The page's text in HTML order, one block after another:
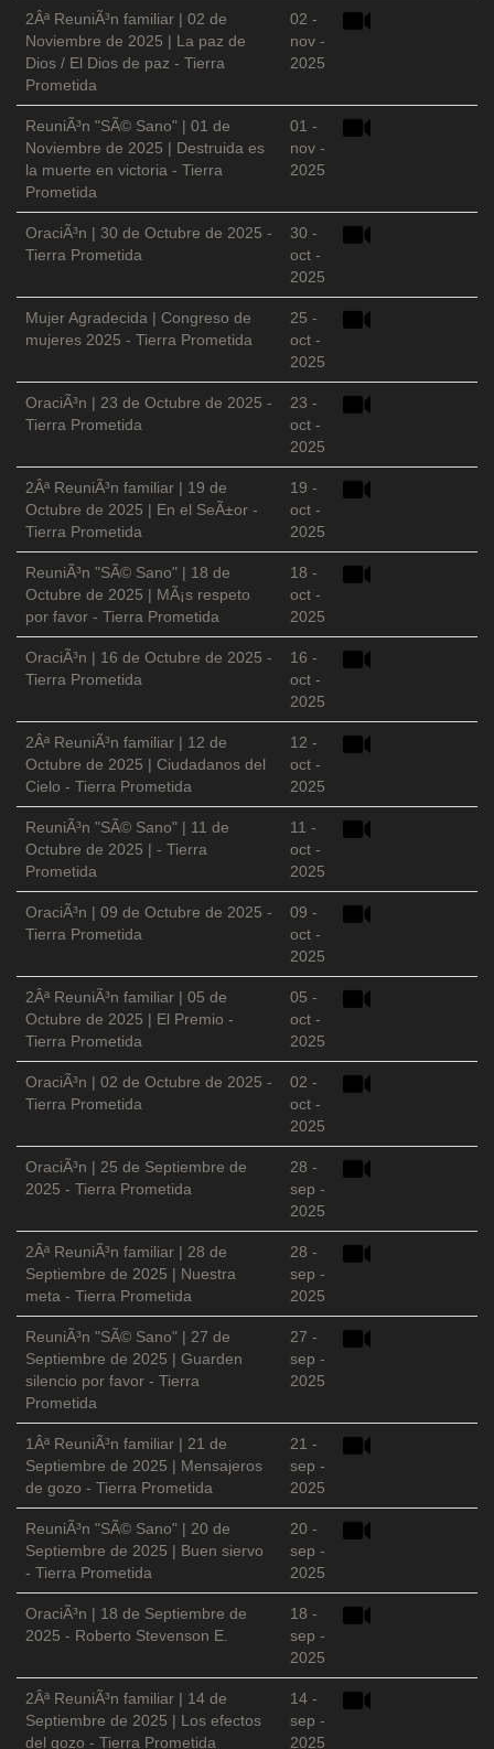
2Âª ReuniÃ³n familiar | 02 de
Noviembre de 2025 | La paz de
Dios / El Dios de paz - Tierra
Prometida
02 -
nov -
2025
ReuniÃ³n "SÃ© Sano" | 01 de
Noviembre de 2025 | Destruida es
la muerte en victoria - Tierra
Prometida
01 -
nov -
2025
OraciÃ³n | 30 de Octubre de 2025 -
Tierra Prometida
30 -
oct -
2025
Mujer Agradecida | Congreso de
mujeres 2025 - Tierra Prometida
25 -
oct -
2025
OraciÃ³n | 23 de Octubre de 2025 -
Tierra Prometida
23 -
oct -
2025
2Âª ReuniÃ³n familiar | 19 de
Octubre de 2025 | En el SeÃ±or -
Tierra Prometida
19 -
oct -
2025
ReuniÃ³n "SÃ© Sano" | 18 de
Octubre de 2025 | MÃ¡s respeto
por favor - Tierra Prometida
18 -
oct -
2025
OraciÃ³n | 16 de Octubre de 2025 -
Tierra Prometida
16 -
oct -
2025
2Âª ReuniÃ³n familiar | 12 de
Octubre de 2025 | Ciudadanos del
Cielo - Tierra Prometida
12 -
oct -
2025
ReuniÃ³n "SÃ© Sano" | 11 de
Octubre de 2025 | - Tierra
Prometida
11 -
oct -
2025
OraciÃ³n | 09 de Octubre de 2025 -
Tierra Prometida
09 -
oct -
2025
2Âª ReuniÃ³n familiar | 05 de
Octubre de 2025 | El Premio -
Tierra Prometida
05 -
oct -
2025
OraciÃ³n | 02 de Octubre de 2025 -
Tierra Prometida
02 -
oct -
2025
OraciÃ³n | 25 de Septiembre de
2025 - Tierra Prometida
28 -
sep -
2025
2Âª ReuniÃ³n familiar | 28 de
Septiembre de 2025 | Nuestra
meta - Tierra Prometida
28 -
sep -
2025
ReuniÃ³n "SÃ© Sano" | 27 de
Septiembre de 2025 | Guarden
silencio por favor - Tierra
Prometida
27 -
sep -
2025
1Âª ReuniÃ³n familiar | 21 de
Septiembre de 2025 | Mensajeros
de gozo - Tierra Prometida
21 -
sep -
2025
ReuniÃ³n "SÃ© Sano" | 20 de
Septiembre de 2025 | Buen siervo
- Tierra Prometida
20 -
sep -
2025
OraciÃ³n | 18 de Septiembre de
2025 - Roberto Stevenson E.
18 -
sep -
2025
2Âª ReuniÃ³n familiar | 14 de
Septiembre de 2025 | Los efectos
del gozo - Tierra Prometida
14 -
sep -
2025